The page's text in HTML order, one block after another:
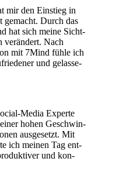
mir den Ein­stieg in
gemacht. Durch das
hat sich meine Sicht­
ver­än­dert. Nach
mit 7Mind fühle ich
und gelas­se­
Media Experte
hohen Geschwin­
aus­ge­setzt. Mit
ich meinen Tag ent­
und kon­